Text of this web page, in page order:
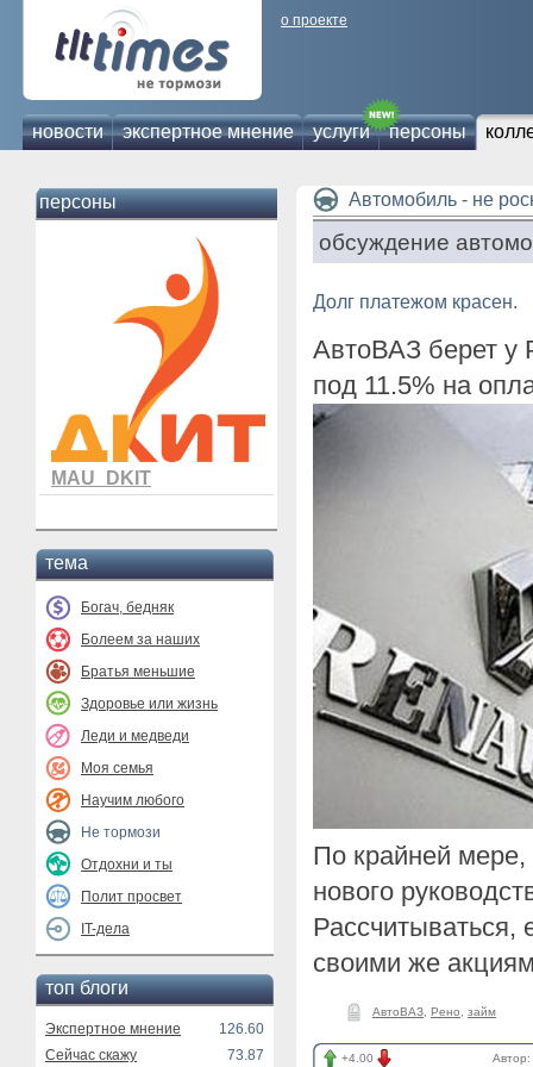
о проекте
новости экспертное мнение услуги персоны
персоны
MAU_DKIT
тема
Богач, бедняк
Болеем за наших
Братья меньшие
Здоровье или жизнь
Леди и медведи
Моя семья
Научим любого
Не тормози
Отдохни и ты
Полит просвет
IT-дела
топ блоги
Экспертное мнение
126.60
Сейчас скажу
73.87
Автомобиль - не
обсуждение
Долг платежом красен.
АвтоВАЗ берет у
под 11.5% на
По крайней мере,
нового
Рассчитываться,
своими же
АвтоВАЗ Рено займ
+4.00 Автор: